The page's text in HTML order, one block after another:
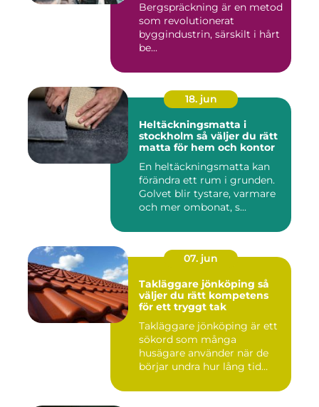
Bergspräckning är en metod
som revolutionerat
byggindustrin, särskilt i hårt
be...
18. jun
Heltäckningsmatta i
stockholm så väljer du rätt
matta för hem och kontor
En heltäckningsmatta kan
förändra ett rum i grunden.
Golvet blir tystare, varmare
och mer ombonat, s...
07. jun
Takläggare jönköping så
väljer du rätt kompetens
för ett tryggt tak
Takläggare jönköping är ett
sökord som många
husägare använder när de
börjar undra hur lång tid